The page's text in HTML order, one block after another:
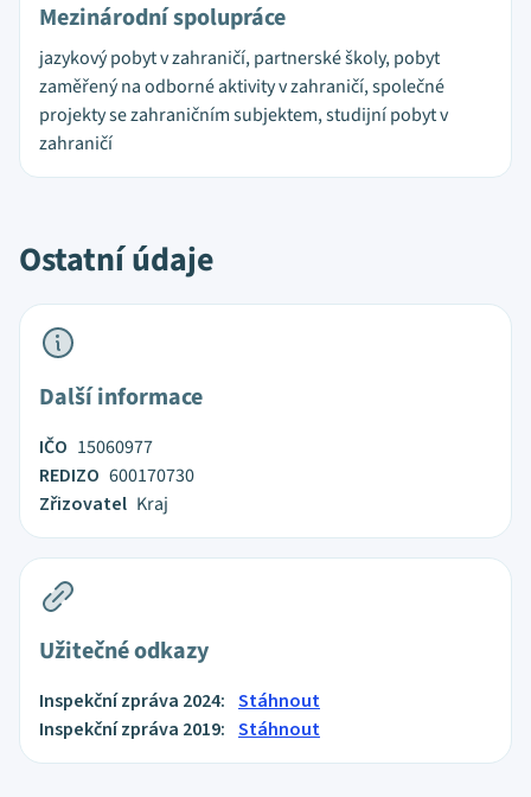
Mezinárodní spolupráce
jazykový pobyt v zahraničí, partnerské školy, pobyt
zaměřený na odborné aktivity v zahraničí, společné
projekty se zahraničním subjektem, studijní pobyt v
zahraničí
Ostatní údaje
Další informace
IČO 15060977
REDIZO 600170730
Zřizovatel Kraj
Užitečné odkazy
Inspekční zpráva 2024: Stáhnout
Inspekční zpráva 2019: Stáhnout